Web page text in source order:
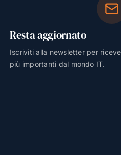
Resta aggiornato
Iscriviti alla newsletter per
più importanti dal mondo IT.